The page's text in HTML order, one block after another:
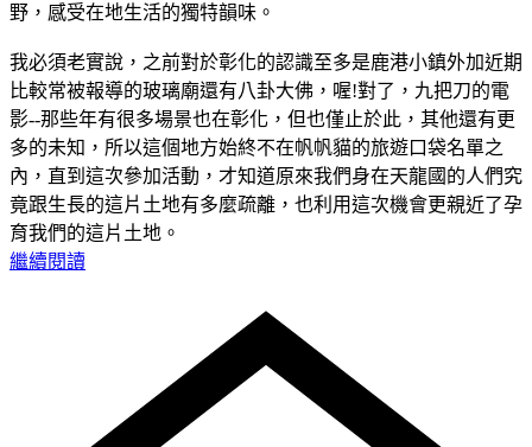
野，感受在地生活的獨特韻味。
我必須老實說，之前對於彰化的認識至多是鹿港小鎮外加近期
比較常被報導的玻璃廟還有八卦大佛，喔!對了，九把刀的電
影--那些年有很多場景也在彰化，但也僅止於此，其他還有更
多的未知，所以這個地方始終不在帆帆貓的旅遊口袋名單之
內，直到這次參加活動，才知道原來我們身在天龍國的人們究
竟跟生長的這片土地有多麼疏離，也利用這次機會更親近了孕
育我們的這片土地。
繼續閱讀